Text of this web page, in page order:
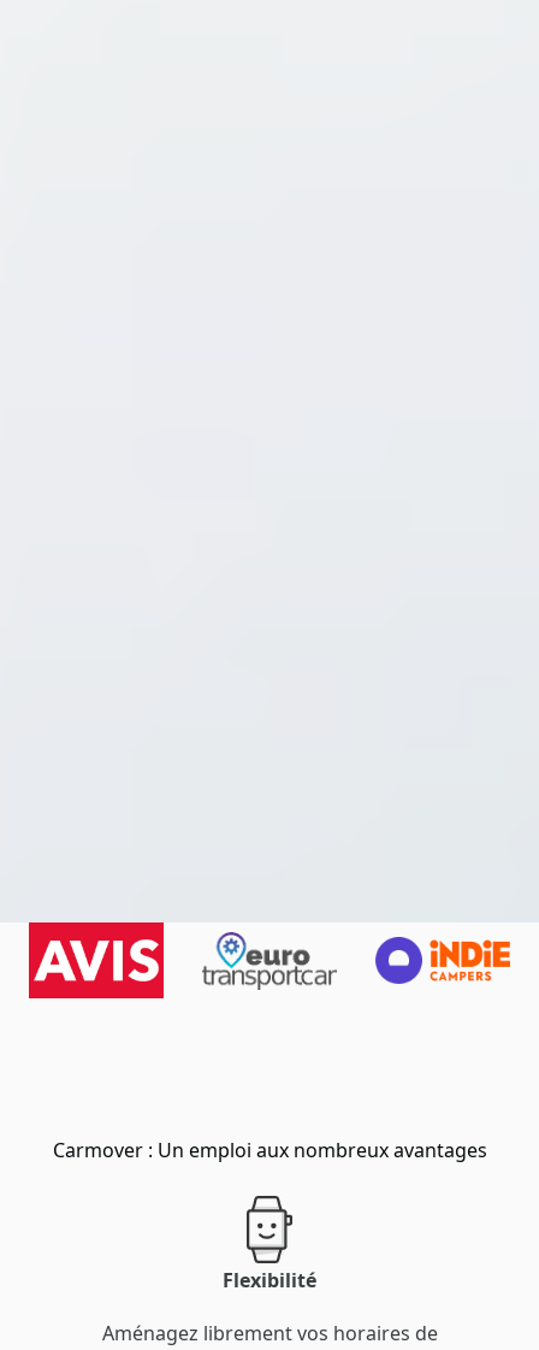
Carmover : Un emploi aux nombreux avantages
Flexibilité
Aménagez librement vos horaires de